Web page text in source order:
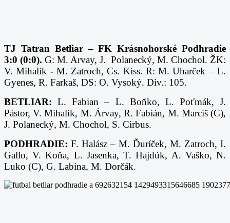
TJ Tatran Betliar – FK Krásnohorské Podhradie
3:0 (0:0). G: M. Arvay, J. Polanecký, M. Chochol. ŽK:
V. Mihalik - M. Zatroch, Cs. Kiss. R: M. Uharček – L.
Gyenes, R. Farkaš, DS: O. Vysoký. Div.: 105.
BETLIAR: L. Fabian – L. Boňko, L. Poťmák, J.
Pástor, V. Mihalik, M. Árvay, R. Fabián, M. Marciš (C),
J. Polanecký, M. Chochol, S. Cirbus.
PODHRADIE: F. Halász – M. Ďuríček, M. Zatroch, I.
Gallo, V. Koňa, L. Jasenka, T. Hajdúk, A. Vaško, N.
Luko (C), G. Labina, M. Dorčák.